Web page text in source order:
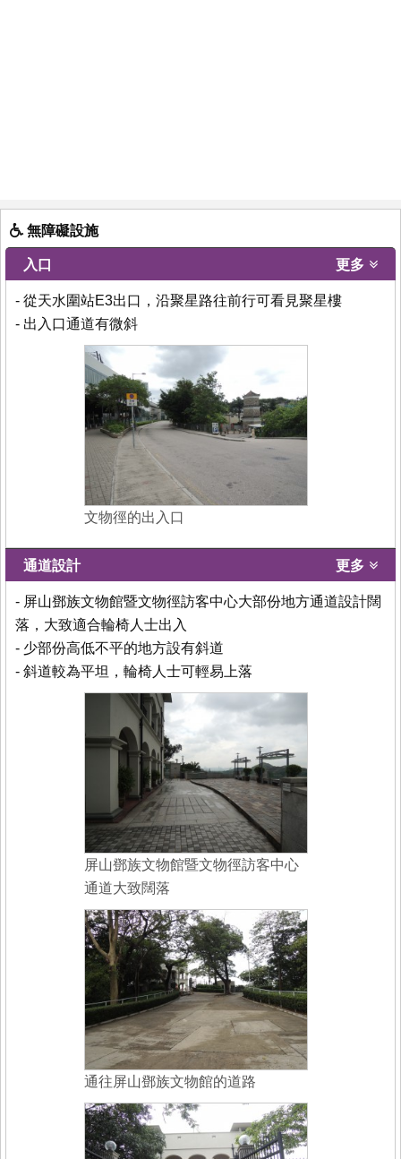
無障礙設施
入口 更多
- 從天水圍站E3出口，沿聚星路往前行可看見聚星樓
- 出入口通道有微斜
文物徑的出入口
通道設計 更多
- 屏山鄧族文物館暨文物徑訪客中心大部份地方通道設計闊
落，大致適合輪椅人士出入
- 少部份高低不平的地方設有斜道
- 斜道較為平坦，輪椅人士可輕易上落
屏山鄧族文物館暨文物徑訪客中心
通道大致闊落
通往屏山鄧族文物館的道路